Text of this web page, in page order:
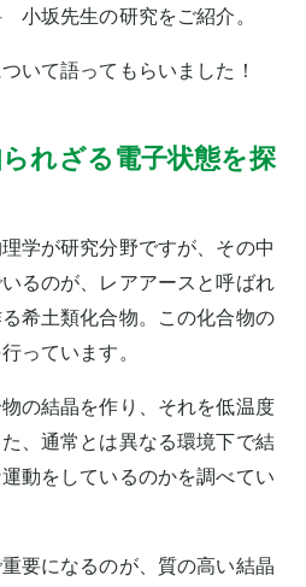
小坂先生の研究をご紹介。
いて語ってもらいました！
れざる電子状態を探
学が研究分野ですが、その中
るのが、レアアースと呼ばれ
希土類化合物。この化合物の
っています。
の結晶を作り、それを低温度
、通常とは異なる環境下で結
動をしているのかを調べてい
要になるのが、質の高い結晶